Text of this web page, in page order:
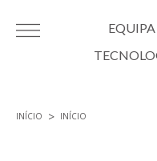
EQUIPA
INÍCIO INÍCIO